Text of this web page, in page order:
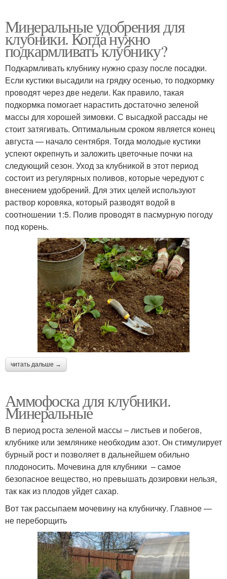
Минеральные удобрения для
клубники. Когда нужно
подкармливать клубнику?
Подкармливать клубнику нужно сразу после посадки.
Если кустики высадили на грядку осенью, то подкормку
проводят через две недели. Как правило, такая
подкормка помогает нарастить достаточно зеленой
массы для хорошей зимовки. С высадкой рассады не
стоит затягивать. Оптимальным сроком является конец
августа — начало сентября. Тогда молодые кустики
успеют окрепнуть и заложить цветочные почки на
следующий сезон. Уход за клубникой в этот период
состоит из регулярных поливов, которые чередуют с
внесением удобрений. Для этих целей используют
раствор коровяка, который разводят водой в
соотношении 1:5. Полив проводят в пасмурную погоду
под корень.
читать дальше →
Аммофоска для клубники.
Минеральные
В период роста зеленой массы – листьев и побегов,
клубнике или землянике необходим азот. Он стимулирует
бурный рост и позволяет в дальнейшем обильно
плодоносить. Мочевина для клубники – самое
безопасное вещество, но превышать дозировки нельзя,
так как из плодов уйдет сахар.
Вот так рассыпаем мочевину на клубничку. Главное —
не переборщить